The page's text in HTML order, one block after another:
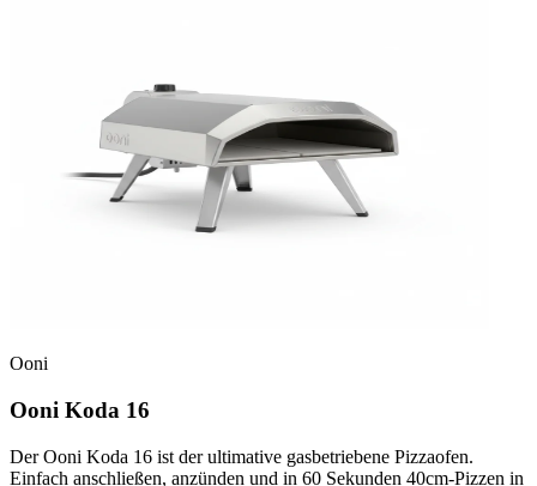
Ooni
Ooni Koda 16
Der Ooni Koda 16 ist der ultimative gasbetriebene Pizzaofen.
Einfach anschließen, anzünden und in 60 Sekunden 40cm-Pizzen in